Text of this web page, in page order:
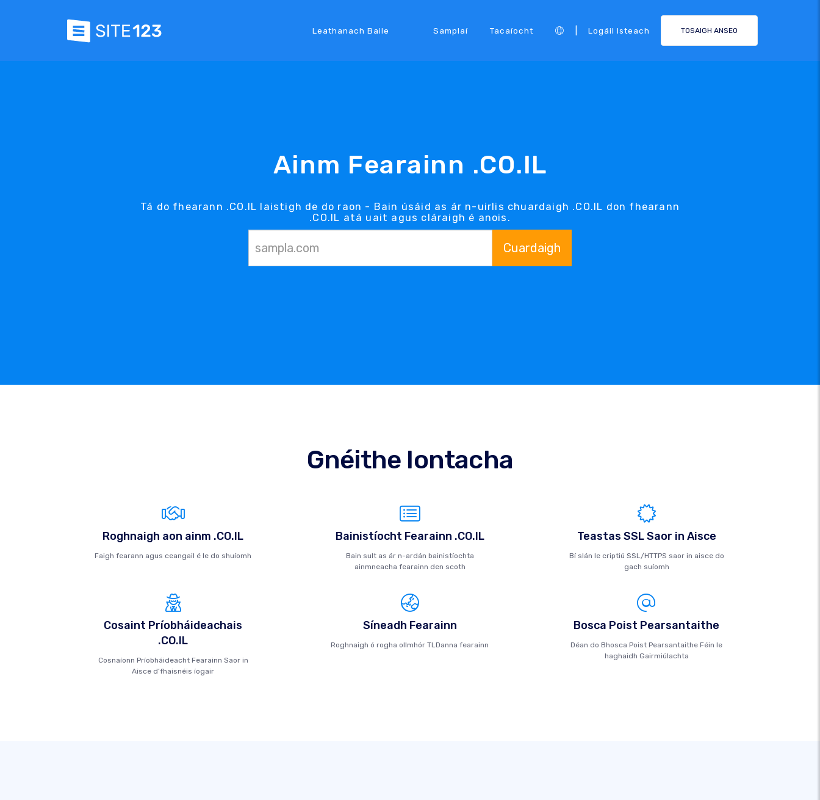
Leathanach Baile Samplaí Tacaíocht Logáil Isteach TOSAIGH ANSEO
Ainm Fearainn .CO.IL
Tá do fhearann .CO.IL laistigh de do raon - Bain úsáid as ár n-uirlis chuardaigh .CO.IL don fhearann
.CO.IL atá uait agus cláraigh é anois.
Cuardaigh
Gnéithe Iontacha
Roghnaigh aon ainm .CO.IL
Faigh fearann ​​agus ceangail é le do shuíomh
Bainistíocht Fearainn .CO.IL
Bain sult as ár n-ardán bainistíochta
ainmneacha fearainn den scoth
Teastas SSL Saor in Aisce
Bí slán le criptiú SSL/HTTPS saor in aisce do
gach suíomh
Cosaint Príobháideachais
.CO.IL
Cosnaíonn Príobháideacht Fearainn Saor in
Aisce d’fhaisnéis íogair
Síneadh Fearainn
Roghnaigh ó rogha ollmhór TLDanna fearainn
Bosca Poist Pearsantaithe
Déan do Bhosca Poist Pearsantaithe Féin le
haghaidh Gairmiúlachta